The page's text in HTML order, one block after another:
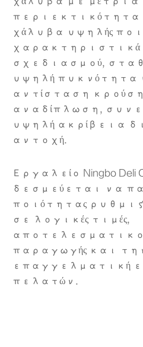
περιεκτικότητα
χάλυβα υψηλής
χαρακτηριστικά
σχεδιασμού,
υψηλή πυκνότητα
αντίσταση
αναδίπλωση,
υψηλή ακρίβεια
αντοχή.
Εργαλείο Ningbo Deli
δεσμεύεται να
ποιότητας
σε λογικές τιμές,
παραγωγής και
επαγγελματική
πελατών.